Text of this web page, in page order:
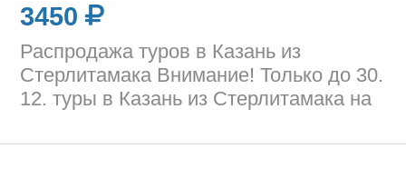
3450
Распродажа туров в Казань из
Стерлитамака Внимание! Только до 30.
12. туры в Казань из Стерлитамака на